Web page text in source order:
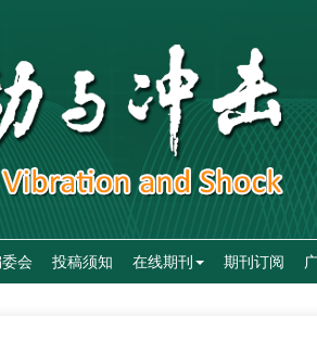
会 投稿须知 在线期刊 期刊订阅